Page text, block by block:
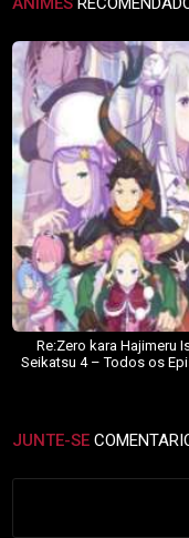
Re:Zero kara Hajimeru
Seikatsu 4 – Todos os
JUNTE-SE